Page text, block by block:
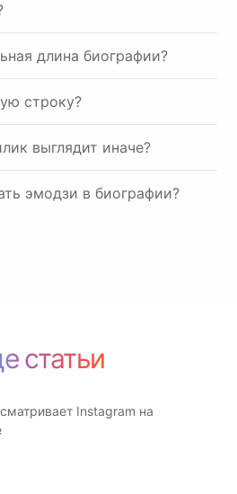
длина биографии?
строку?
выглядит иначе?
эмодзи в биографии?
статьи